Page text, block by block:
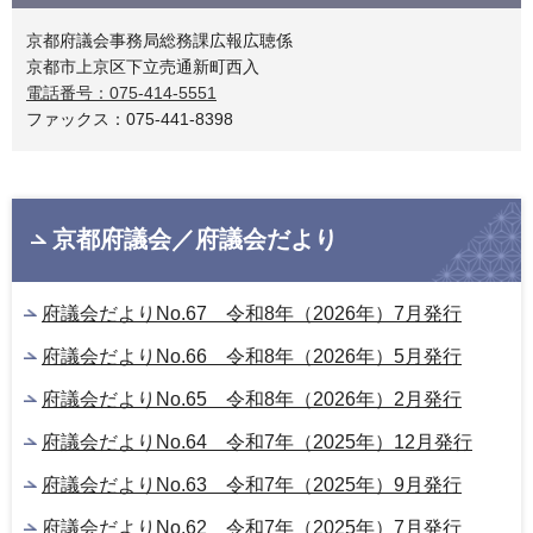
京都府議会事務局総務課広報広聴係
京都市上京区下立売通新町西入
電話番号：075-414-5551
ファックス：075-441-8398
京都府議会／府議会だより
府議会だよりNo.67 令和8年（2026年）7月発行
府議会だよりNo.66 令和8年（2026年）5月発行
府議会だよりNo.65 令和8年（2026年）2月発行
府議会だよりNo.64 令和7年（2025年）12月発行
府議会だよりNo.63 令和7年（2025年）9月発行
府議会だよりNo.62 令和7年（2025年）7月発行